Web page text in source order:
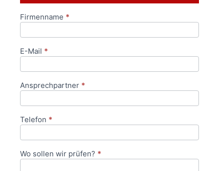
Anfrageformular
Firmenname *
E-Mail *
Ansprechpartner *
Telefon *
Wo sollen wir prüfen? *